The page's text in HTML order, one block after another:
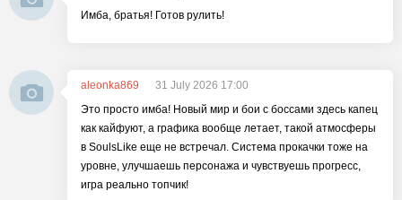
Имба, братья! Готов рулить!
aleonka869
31 July 2026 17:00
Это просто имба! Новый мир и бои с боссами здесь капец
как кайфуют, а графика вообще летает, такой атмосферы
в SoulsLike еще не встречал. Система прокачки тоже на
уровне, улучшаешь персонажа и чувствуешь прогресс,
игра реально топчик!